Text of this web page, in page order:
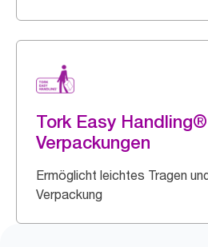
Tork Easy Handling®
Verpackungen
Ermöglicht leichtes Tragen
Verpackung